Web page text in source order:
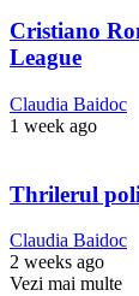
Cristiano
League
Claudia Baidoc
1 week ago
Thrilerul
Claudia Baidoc
2 weeks ago
Vezi mai multe